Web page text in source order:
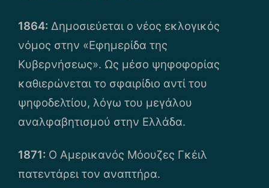
1864: Δημοσιεύεται ο νέος εκλογικός
νόμος στην «Εφημερίδα της
Κυβερνήσεως». Ως μέσο ψηφοφορίας
καθιερώνεται το σφαιρίδιο αντί του
ψηφοδελτίου, λόγω του μεγάλου
αναλφαβητισμού στην Ελλάδα.
1871: Ο Αμερικανός Μόουζες Γκέιλ
πατεντάρει τον αναπτήρα.